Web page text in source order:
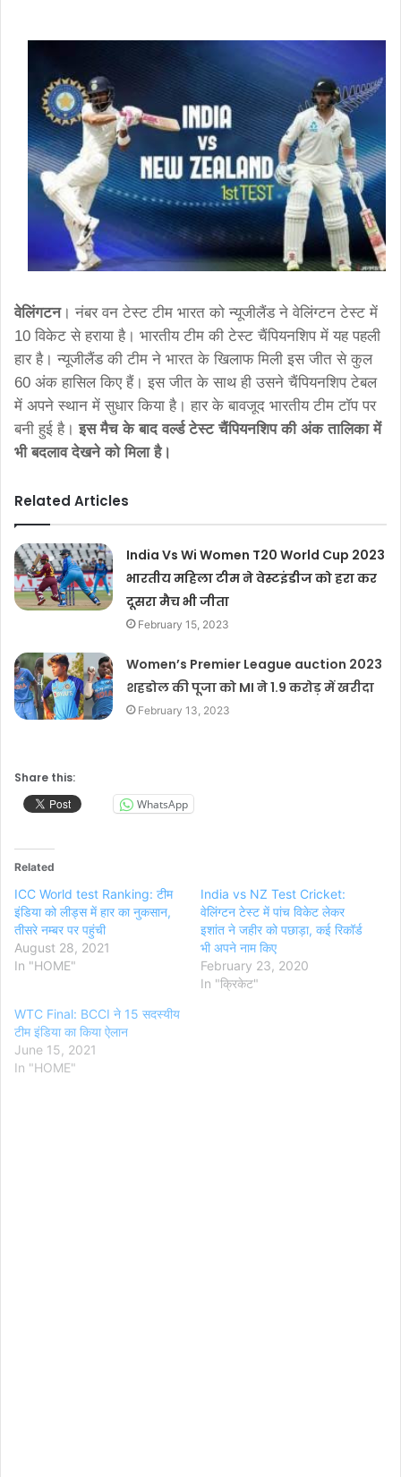
वेलिंगटन। नंबर वन टेस्ट टीम भारत को न्यूजीलैंड ने वेलिंग्टन टेस्ट में
10 विकेट से हराया है। भारतीय टीम की टेस्ट चैंपियनशिप में यह पहली
हार है। न्यूजीलैंड की टीम ने भारत के खिलाफ मिली इस जीत से कुल
60 अंक हासिल किए हैं। इस जीत के साथ ही उसने चैंपियनशिप टेबल
में अपने स्थान में सुधार किया है। हार के बावजूद भारतीय टीम टॉप पर
बनी हुई है।इस मैच के बाद वर्ल्ड टेस्ट चैंपियनशिप की अंक तालिका में
भी बदलाव देखने को मिला है।
Related Articles
India Vs Wi Women T20 World Cup 2023
भारतीय महिला टीम ने वेस्टइंडीज को हरा कर
दूसरा मैच भी जीता
February 15, 2023
Women’s Premier League auction 2023
शहडोल की पूजा को MI ने 1.9 करोड़ में खरीदा
February 13, 2023
Share this:
WhatsApp
Related
ICC World test Ranking: टीम
इंडिया को लीड्स में हार का नुकसान,
तीसरे नम्बर पर पहुंची
August 28, 2021
In "HOME"
India vs NZ Test Cricket:
वेलिंग्टन टेस्ट में पांच विकेट लेकर
इशांत ने जहीर को पछाड़ा, कई रिकॉर्ड
भी अपने नाम किए
February 23, 2020
In "क्रिकेट"
WTC Final: BCCI ने 15 सदस्यीय
टीम इंडिया का किया ऐलान
June 15, 2021
In "HOME"